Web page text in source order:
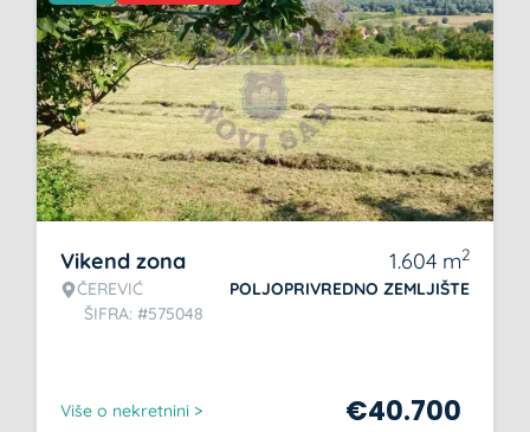
Vikend zona
ČEREVIĆ
ŠIFRA: #575048
1.604 m2
POLJOPRIVREDNO ZEMLJIŠTE
Više o nekretnini > €40.700